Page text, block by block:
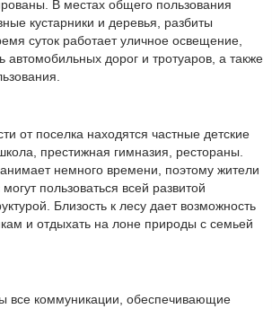
В местах общего пользования
кустарники и деревья, разбиты
суток работает уличное освещение,
автомобильных дорог и тротуаров, а также
от поселка находятся частные детские
престижная гимназия, рестораны.
немного времени, поэтому жители
пользоваться всей развитой
Близость к лесу дает возможность
и отдыхать на лоне природы с семьей
все коммуникации, обеспечивающие